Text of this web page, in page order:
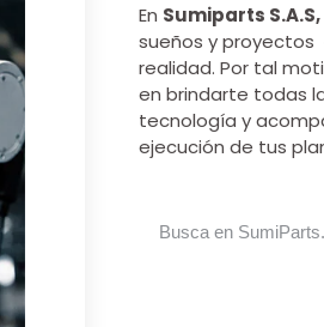
En Sumiparts S.A.S,
sueños y proyectos
realidad. Por tal
en brindarte todas
tecnología y
ejecución de tus